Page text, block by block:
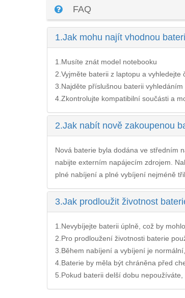
FAQ
1.Jak mohu najít vhodnou
1.Musíte znát model notebooku
2.Vyjměte baterii z laptopu a vyhledejte
3.Najděte příslušnou baterii
4.Zkontrolujte kompatibilní součásti a
2.Jak nabít nově zakoupenou
Nová baterie byla dodána ve středním
nabijte externím napájecím zdrojem.
plné nabíjení a plné vybíjení nejméně
3.Jak prodloužit životnost
1.Nevybíjejte baterii úplně, což by
2.Pro prodloužení životnosti baterie
3.Během nabíjení a vybíjení je
4.Baterie by měla být chráněna před
5.Pokud baterii delší dobu